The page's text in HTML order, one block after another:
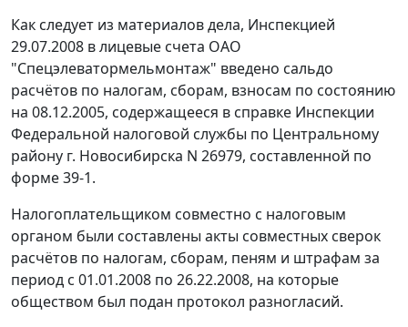
Как следует из материалов дела, Инспекцией
29.07.2008 в лицевые счета ОАО
"Спецэлеватормельмонтаж" введено сальдо
расчётов по налогам, сборам, взносам по состоянию
на 08.12.2005, содержащееся в справке Инспекции
Федеральной налоговой службы по Центральному
району г. Новосибирска N 26979, составленной по
форме 39-1.
Налогоплательщиком совместно с налоговым
органом были составлены акты совместных сверок
расчётов по налогам, сборам, пеням и штрафам за
период с 01.01.2008 по 26.22.2008, на которые
обществом был подан протокол разногласий.